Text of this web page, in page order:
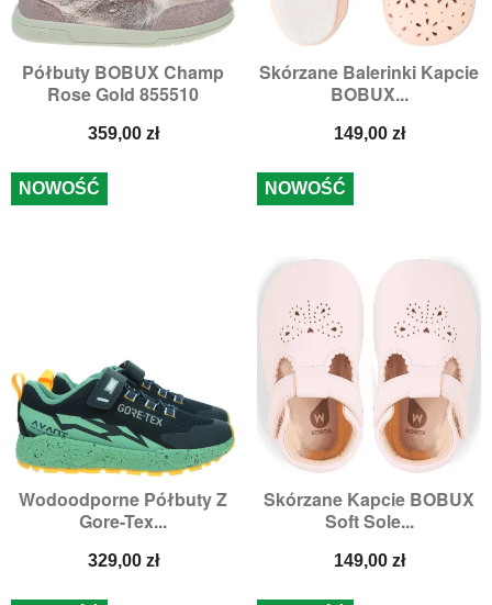
Półbuty BOBUX Champ
Rose Gold 855510
Cena
359,00 zł
Skórzane Balerinki Kapcie
BOBUX...
Cena
149,00 zł
Wodoodporne Półbuty Z
Gore-Tex...
Cena
329,00 zł
NOWOŚĆ
Skórzane Kapcie BOBUX
Soft Sole...
Cena
149,00 zł
NOWOŚĆ